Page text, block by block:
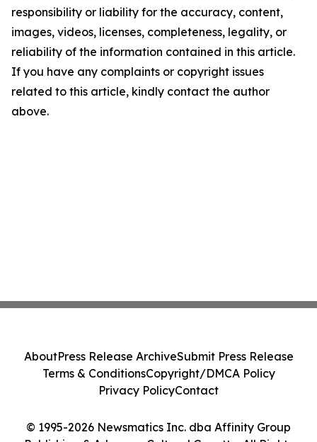
responsibility or liability for the accuracy, content,
images, videos, licenses, completeness, legality, or
reliability of the information contained in this article.
If you have any complaints or copyright issues
related to this article, kindly contact the author
above.
© 1995-2026 Newsmatics Inc. dba Affinity Group
AboutPress Release ArchiveSubmit Press Release
Terms & ConditionsCopyright/DMCA Policy
Privacy PolicyContact